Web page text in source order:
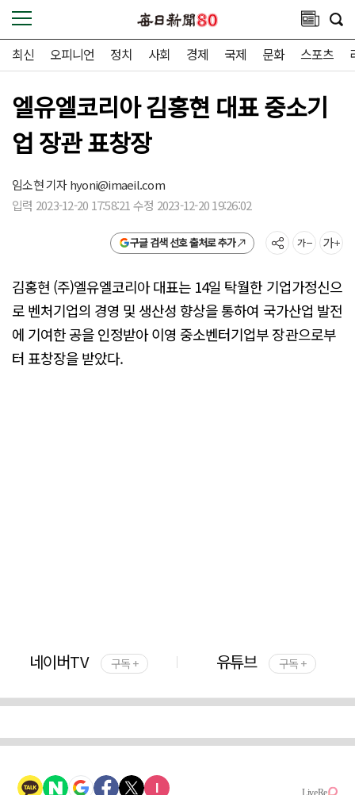
최신 오피니언 정치 사회 경제 국제 문화 스포츠
엘유엘코리아 김홍현 대표 중소기
업 장관 표창장
임소현 기자hyoni@imaeil.com
입력 2023-12-20 17:58:21 수정 2023-12-20 19:26:02
구글 검색 선호 출처로 추가
김홍현 (주)엘유엘코리아 대표는 14일 탁월한 기업가정신으
로 벤처기업의 경영 및 생산성 향상을 통하여 국가산업 발전
에 기여한 공을 인정받아 이영 중소벤터기업부 장관으로부
터 표창장을 받았다.
네이버TV 구독 + 유튜브 구독 +